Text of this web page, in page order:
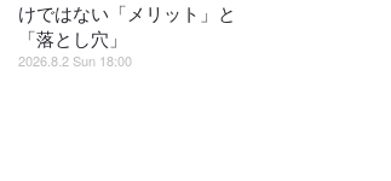
けではない「メリット」と
「落とし穴」
2026.8.2 Sun 18:00